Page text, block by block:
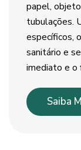
papel,
tubulações.
específicos,
sanitário e
imediato e o
Saiba